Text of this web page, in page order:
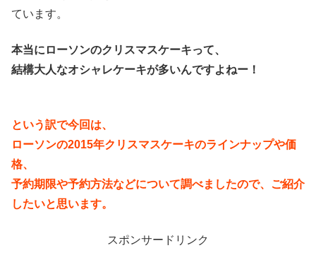
ています。
本当にローソンのクリスマスケーキって、
結構大人なオシャレケーキが多いんですよねー！
という訳で今回は、
ローソンの2015年クリスマスケーキのラインナップや価
格、
予約期限や予約方法などについて調べましたので、ご紹介
したいと思います。
スポンサードリンク